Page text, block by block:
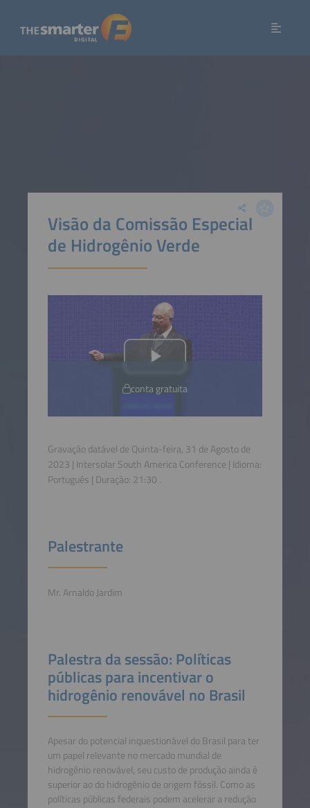
Visão da Comissão Especial
de Hidrogênio Verde
conta gratuita
Gravação datável de Quinta-feira, 31 de Agosto de
2023 | Intersolar South America Conference | Idioma:
Português | Duração: 21:30 .
Palestrante
Mr. Arnaldo Jardim
Palestra da sessão: Políticas
públicas para incentivar o
hidrogênio renovável no Brasil
Apesar do potencial inquestionável do Brasil para ter
um papel relevante no mercado mundial de
hidrogênio renovável, seu custo de produção ainda é
superior ao do hidrogênio de origem fóssil. Como as
políticas públicas federais podem acelerar a redução